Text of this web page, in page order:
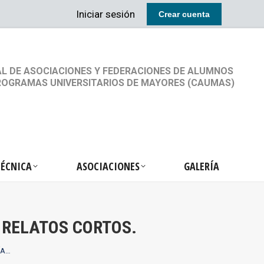
Iniciar sesión Crear cuenta
DE ASOCIACIONES Y FEDERACIONES DE ALUMNOS
UNIVERSITARIOS DE MAYORES (CAUMAS)
ASOCIACIONES GALERÍA
CORTOS.